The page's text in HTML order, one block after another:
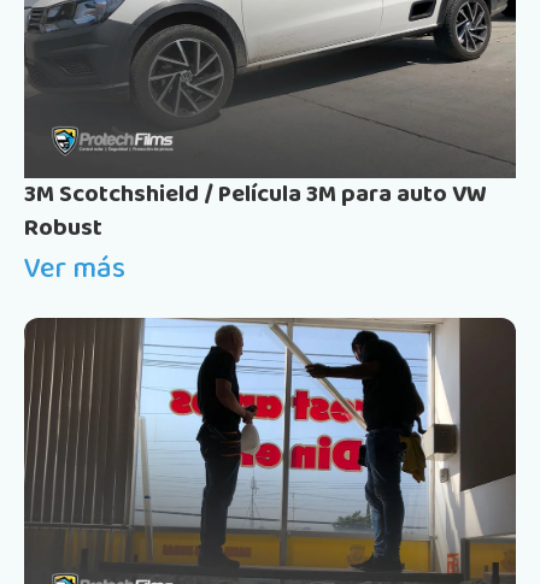
3M Scotchshield / Película 3M para auto VW
Robust
Ver más